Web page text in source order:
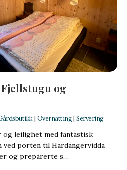
og
| Overnatting| Servering
leilighet med fantastisk
ved porten til Hardangervidda
og preparerte s…